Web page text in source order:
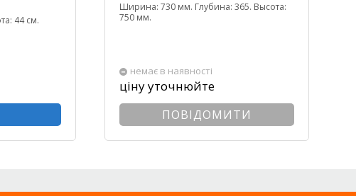
44 см.
Ширина: 730 мм. Глубина: 365. Высота:
750 мм.
немає в наявності
ціну уточнюйте
ПОВІДОМИТИ